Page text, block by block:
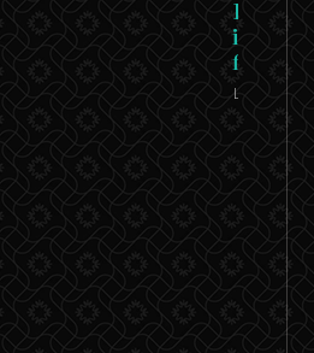
in the
flesh
Leer